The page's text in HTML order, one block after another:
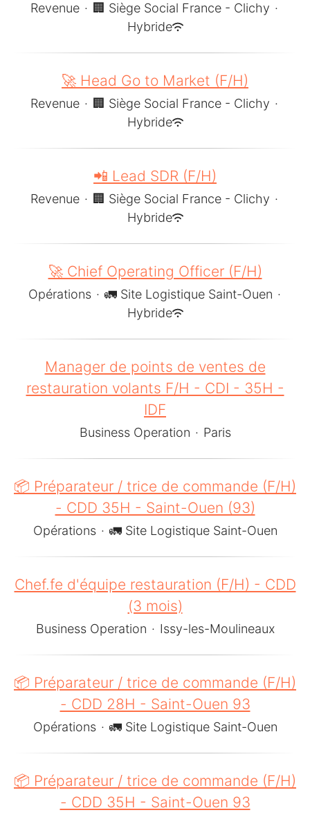
Revenue · 🏢 Siège Social France - Clichy ·
Hybride
🚀 Head Go to Market (F/H)
Revenue · 🏢 Siège Social France - Clichy ·
Hybride
📲 Lead SDR (F/H)
Revenue · 🏢 Siège Social France - Clichy ·
Hybride
🚀 Chief Operating Officer (F/H)
Opérations · 🚛 Site Logistique Saint-Ouen ·
Hybride
Manager de points de ventes de
restauration volants F/H - CDI - 35H -
IDF
Business Operation · Paris
📦 Préparateur / trice de commande (F/H)
- CDD 35H - Saint-Ouen (93)
Opérations · 🚛 Site Logistique Saint-Ouen
Chef.fe d'équipe restauration (F/H) - CDD
(3 mois)
Business Operation · Issy-les-Moulineaux
📦 Préparateur / trice de commande (F/H)
- CDD 28H - Saint-Ouen 93
Opérations · 🚛 Site Logistique Saint-Ouen
📦 Préparateur / trice de commande (F/H)
- CDD 35H - Saint-Ouen 93